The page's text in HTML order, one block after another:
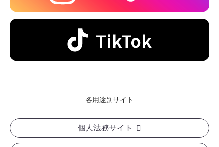
各用途別サイト
個人法務サイト